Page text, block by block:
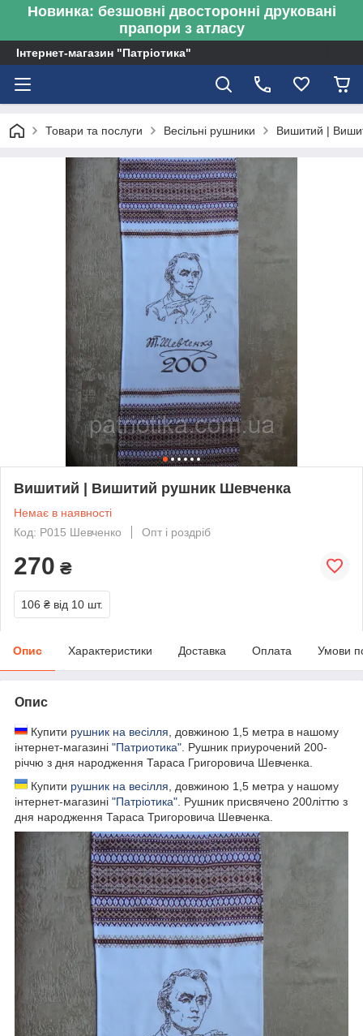
Новинка: безшовні двосторонні друковані
прапори з атласу
Інтернет-магазин "Патріотика"
Товари та послуги Весільні рушники Вишитий |
Вишитий | Вишитий рушник Шевченка
Немає в наявності
Код: Р015 Шевченко
Опт і роздріб
270 ₴
106 ₴ від 10 шт.
Опис Характеристики Доставка Оплата Умови
Опис
Купити рушник на весілля , довжиною 1,5 метра в нашому
інтернет-магазині "Патриотика" . Рушник приурочений 200-
річчю з дня народження Тараса Григоровича Шевченка.
Купити рушник на весілля , довжиною 1,5 метра у нашому
інтернет-магазині "Патріотика" . Рушник присвячено 200літтю з
дня народження Тараса Тригоровича Шевченка.